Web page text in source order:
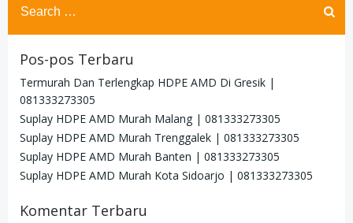
for:
Pos-pos Terbaru
Termurah Dan Terlengkap HDPE AMD Di Gresik |
081333273305
Suplay HDPE AMD Murah Malang | 081333273305
Suplay HDPE AMD Murah Trenggalek | 081333273305
Suplay HDPE AMD Murah Banten | 081333273305
Suplay HDPE AMD Murah Kota Sidoarjo | 081333273305
Komentar Terbaru